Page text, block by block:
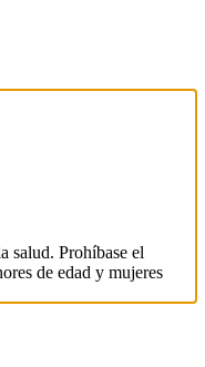
salud. Prohíbase el
de edad y mujeres